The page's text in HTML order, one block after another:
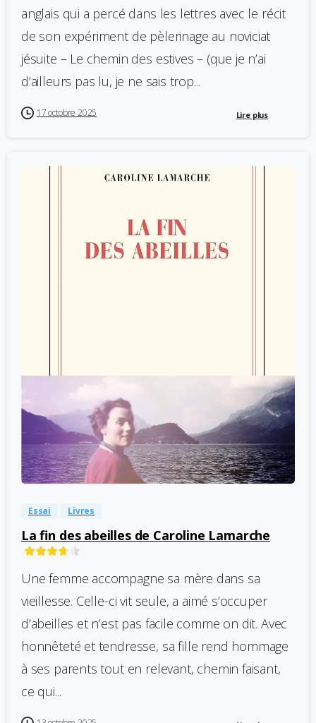
anglais qui a percé dans les lettres avec le récit
de son expériment de pèlerinage au noviciat
jésuite – Le chemin des estives – (que je n’ai
d’ailleurs pas lu, je ne sais trop...
17 octobre 2025 Lire plus
0 -
Essai Livres
La fin des abeilles de Caroline Lamarche
Une femme accompagne sa mère dans sa
vieillesse. Celle-ci vit seule, a aimé s’occuper
d’abeilles et n’est pas facile comme on dit. Avec
honnêteté et tendresse, sa fille rend hommage
à ses parents tout en relevant, chemin faisant,
ce qui...